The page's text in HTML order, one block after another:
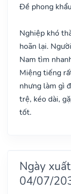
Đề phong
Nghiệp khó
hoãn lại.
Nam tìm
Miệng tiếng
nhưng làm gì
trệ, kéo dài,
tốt.
Ngày
04/07/